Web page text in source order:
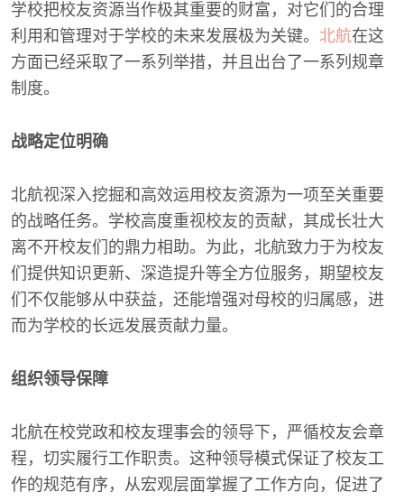
学校把校友资源当作极其重要的财富，对它们的合理
利用和管理对于学校的未来发展极为关键。 北航在这
方面已经采取了一系列举措，并且出台了一系列规章
制度。
战略定位明确
北航视深入挖掘和高效运用校友资源为一项至关重要
的战略任务。学校高度重视校友的贡献，其成长壮大
离不开校友们的鼎力相助。为此，北航致力于为校友
们提供知识更新、深造提升等全方位服务，期望校友
们不仅能够从中获益，还能增强对母校的归属感，进
而为学校的长远发展贡献力量。
组织领导保障
北航在校党政和校友理事会的领导下，严循校友会章
程，切实履行工作职责。这种领导模式保证了校友工
作的规范有序，从宏观层面掌握了工作方向，促进了